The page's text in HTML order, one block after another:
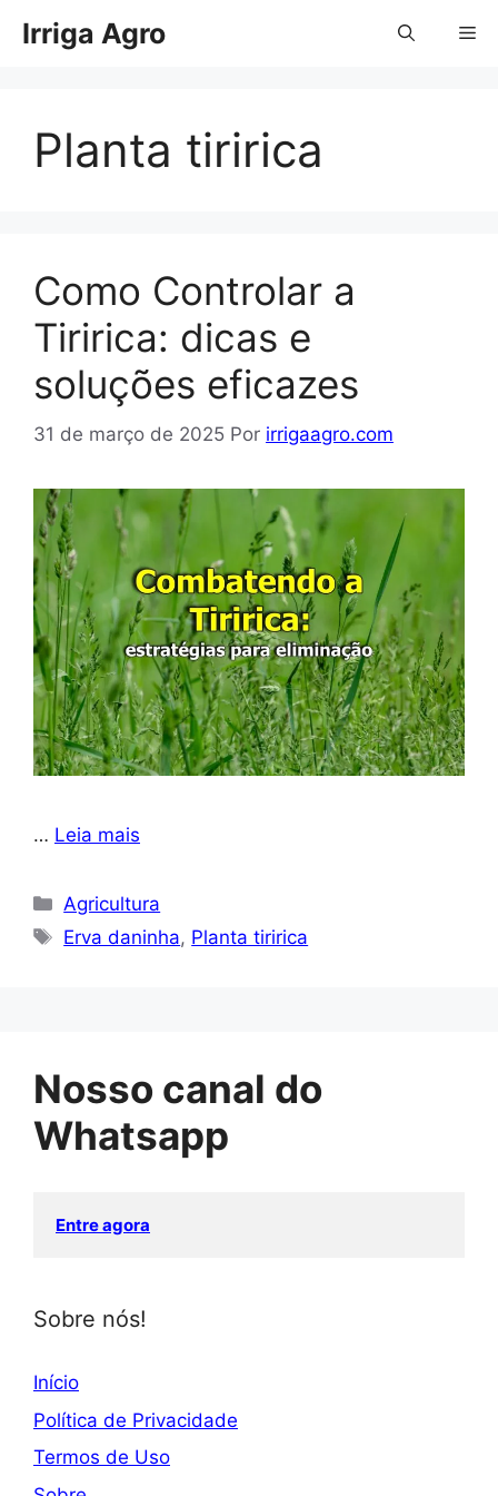
paraIrriga Agro
Planta tiririca
Como Controlar a
Tiririca: dicas e
soluções eficazes
31 de março de 2025 Por irrigaagro.com
… Leia mais
Categorias
Agricultura
Tags
Erva daninha, Planta tiririca
Nosso canal do
Whatsapp
Entre agora
Sobre nós!
Início
Política de Privacidade
Termos de Uso